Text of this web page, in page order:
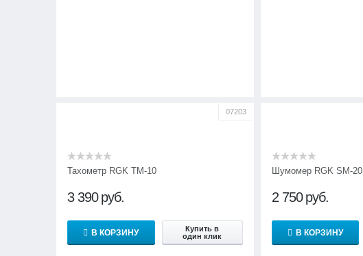
07203
Тахометр RGK TM-10
3 390 руб.
В КОРЗИНУ
Купить в
один клик
Шумомер RGK SM-20
2 750 руб.
В КОРЗИНУ